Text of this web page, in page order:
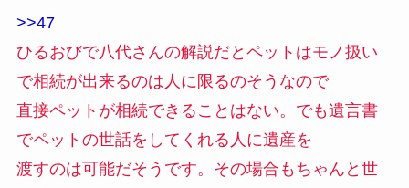
>>47
ひるおびで八代さんの解説だとペットはモノ扱い
で相続が出来るのは人に限るのそうなので
直接ペットが相続できることはない。でも遺言書
でペットの世話をしてくれる人に遺産を
渡すのは可能だそうです。その場合もちゃんと世